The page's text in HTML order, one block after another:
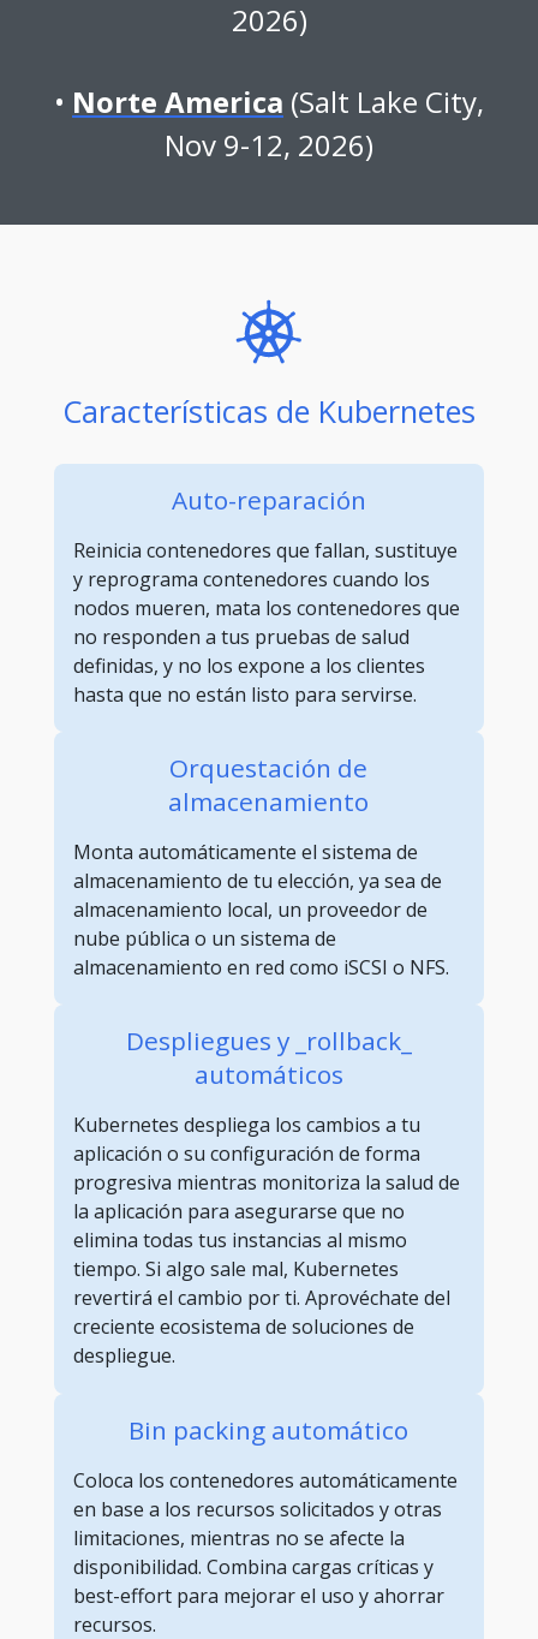
2026)
Norte America (Salt Lake City,
Nov 9-12, 2026)
Características de Kubernetes
Auto-reparación
Reinicia contenedores que fallan, sustituye
y reprograma contenedores cuando los
nodos mueren, mata los contenedores que
no responden a tus pruebas de salud
definidas, y no los expone a los clientes
hasta que no están listo para servirse.
Orquestación de
almacenamiento
Monta automáticamente el sistema de
almacenamiento de tu elección, ya sea de
almacenamiento local, un proveedor de
nube pública o un sistema de
almacenamiento en red como iSCSI o NFS.
Despliegues y _rollback_
automáticos
Kubernetes despliega los cambios a tu
aplicación o su configuración de forma
progresiva mientras monitoriza la salud de
la aplicación para asegurarse que no
elimina todas tus instancias al mismo
tiempo. Si algo sale mal, Kubernetes
revertirá el cambio por ti. Aprovéchate del
creciente ecosistema de soluciones de
despliegue.
Bin packing automático
Coloca los contenedores automáticamente
en base a los recursos solicitados y otras
limitaciones, mientras no se afecte la
disponibilidad. Combina cargas críticas y
best-effort para mejorar el uso y ahorrar
recursos.